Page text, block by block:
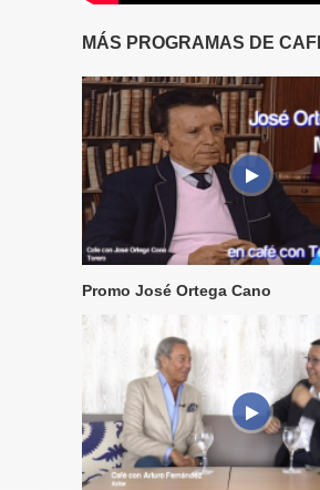
MÁS PROGRAMAS DE
Promo José Ortega Cano